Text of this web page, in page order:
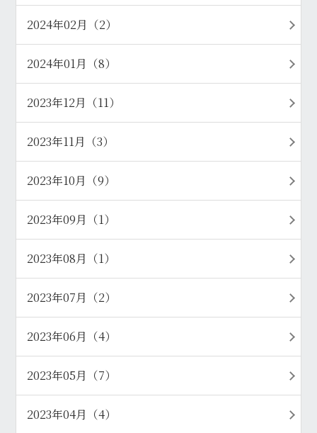
2024年02月（2）
2024年01月（8）
2023年12月（11）
2023年11月（3）
2023年10月（9）
2023年09月（1）
2023年08月（1）
2023年07月（2）
2023年06月（4）
2023年05月（7）
2023年04月（4）